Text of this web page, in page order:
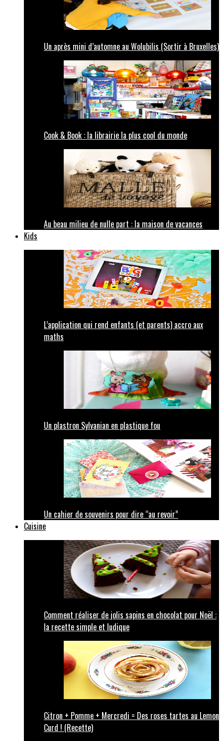
Un après mini d’automne au Wolubilis (Sortir à Bruxelles)
Cook & Book : la librairie la plus cool du monde
Au beau milieu de nulle part : la maison de vacances
Kids
L’application qui rend enfants (et parents) accro aux
maths
Un plastron Sylvanian en plastique fou
Un cahier de souvenirs pour dire “au revoir”
Cuisine
Comment réaliser de jolis sapins en chocolat pour Noël :
la recette simple et ludique
Citron + Pomme + Mercredi = Des roses tartes au Lemon
Curd ! (Recette)